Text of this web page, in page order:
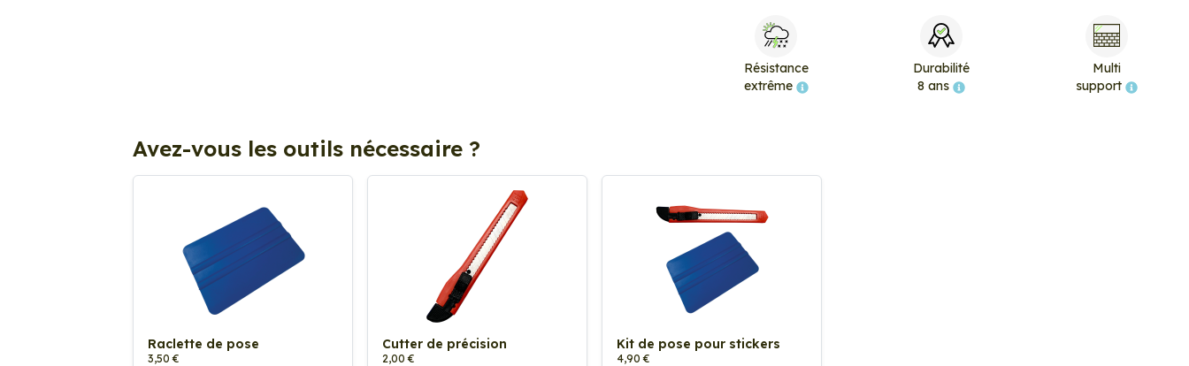
Résistance
extrême
Durabilité
8 ans
Multi
support
Avez-vous les outils nécessaire ?
Raclette de pose
3,50 €
Cutter de précision
2,00 €
Kit de pose pour stickers
4,90 €